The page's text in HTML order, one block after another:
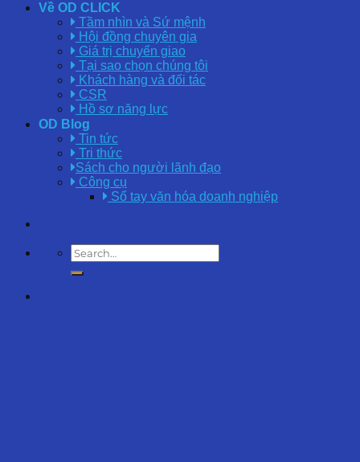
Về OD CLICK
Tầm nhìn và Sứ mệnh
Hội đồng chuyên gia
Giá trị chuyển giao
Tại sao chọn chúng tôi
Khách hàng và đối tác
CSR
Hồ sơ năng lực
OD Blog
Tin tức
Tri thức
Sách cho người lãnh đạo
Công cụ
Sổ tay văn hóa doanh nghiệp